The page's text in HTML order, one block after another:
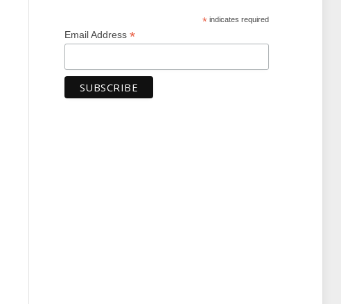
*indicates required
Email Address *